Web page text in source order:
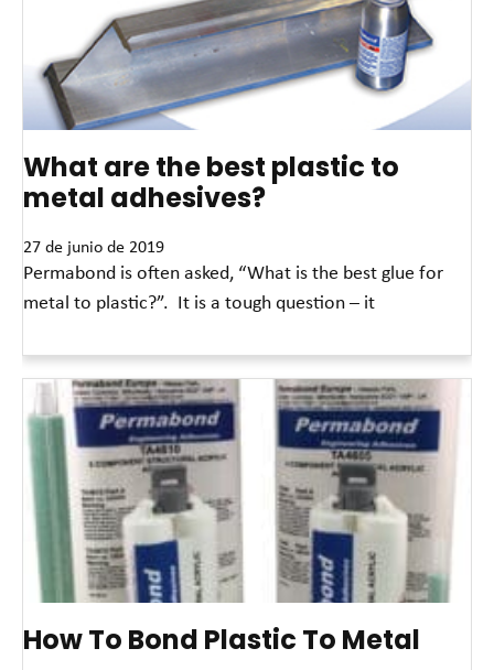
What are the best plastic to
metal adhesives?
27 de junio de 2019
Permabond is often asked, “What is the best glue for
metal to plastic?”. It is a tough question – it
How To Bond Plastic To Metal